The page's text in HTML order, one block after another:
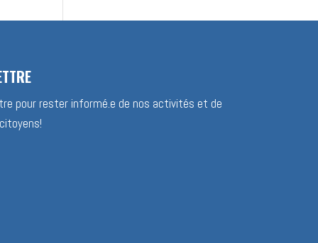
pour rester informé.e de nos activités et de